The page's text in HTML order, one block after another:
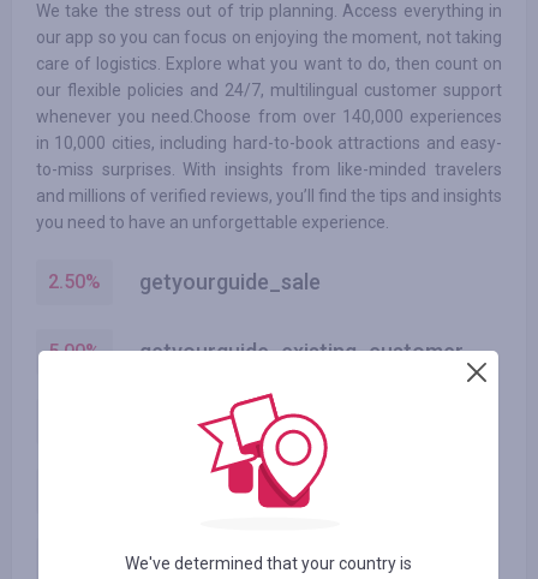
We take the stress out of trip planning. Access everything in
our app so you can focus on enjoying the moment, not taking
care of logistics. Explore what you want to do, then count on
our flexible policies and 24/7, multilingual customer support
whenever you need.Choose from over 140,000 experiences
in 10,000 cities, including hard-to-book attractions and easy-
to-miss surprises. With insights from like-minded travelers
and millions of verified reviews, you’ll find the tips and insights
you need to have an unforgettable experience.
2.50% getyourguide_sale
5.00% getyourguide_existing_customer
getyourguide_new_customer
getyourguide_existing_customer
getyourguide_new_customer
We've determined that your country is